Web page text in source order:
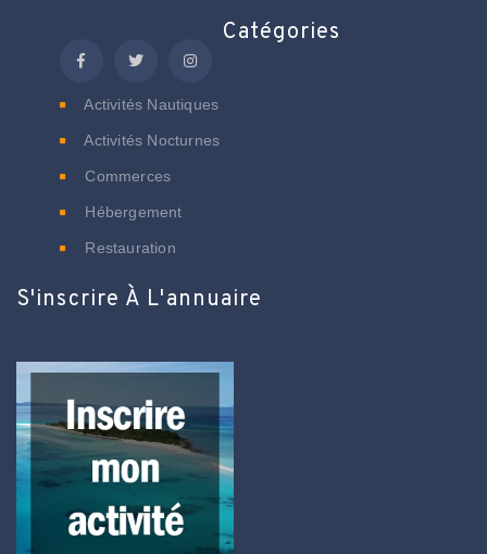
Catégories
Activités Nautiques
Activités Nocturnes
Commerces
Hébergement
Restauration
S'inscrire À L'annuaire